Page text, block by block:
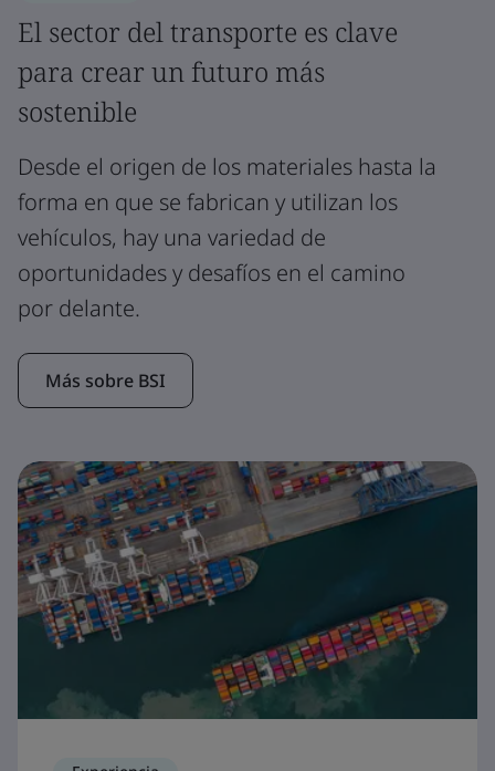
El sector del transporte es clave
para crear un futuro más
sostenible
Desde el origen de los materiales hasta la
forma en que se fabrican y utilizan los
vehículos, hay una variedad de
oportunidades y desafíos en el camino
por delante.
Más sobre BSI